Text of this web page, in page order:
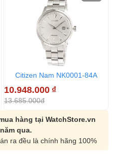
Citizen Nam NK0001-84A
10.948.000 ₫
13.685.000đ
hàng tại WatchStore.vn
qua.
ra đều là chính hãng 100%